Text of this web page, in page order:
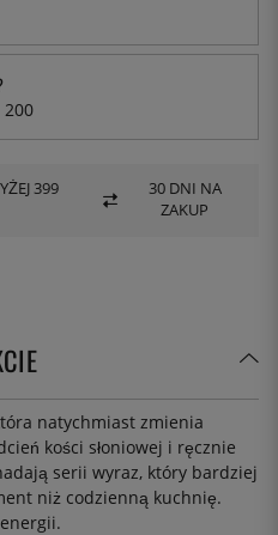
200
399
30 DNI NA
ZAKUP
natychmiast zmienia
kości słoniowej i ręcznie
serii wyraz, który bardziej
niż codzienną kuchnię.